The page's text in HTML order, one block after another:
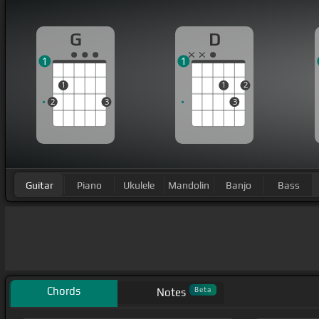
G
2
1
3
1
D
1
3
2
1
Guitar Piano Ukulele Mandolin Banjo Bass
Chords Notes Beta